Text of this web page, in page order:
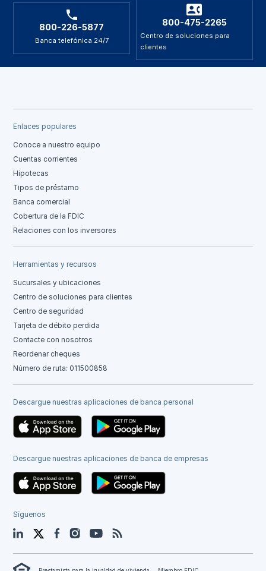
800-226-5877
Banca telefónica 24/7
800-475-2265
Centro de soluciones para
clientes
Enlaces populares
Conoce a nuestro equipo
Cuentas corrientes
Hipotecas
Tipos de préstamo
Banca comercial
Cobertura de la FDIC
Relaciones con los inversores
Herramientas y recursos
Sucursales y ubicaciones
Centro de soluciones para clientes
Centro de seguridad
Tarjeta de débito perdida
Contacte con nosotros
Reordenar cheques
Número de ruta: 011500858
Descargue nuestras aplicaciones de banca personal
Descargue nuestras aplicaciones de banca de empresas
Síguenos
LinkedIn TwitterFacebookInstagramYouTube